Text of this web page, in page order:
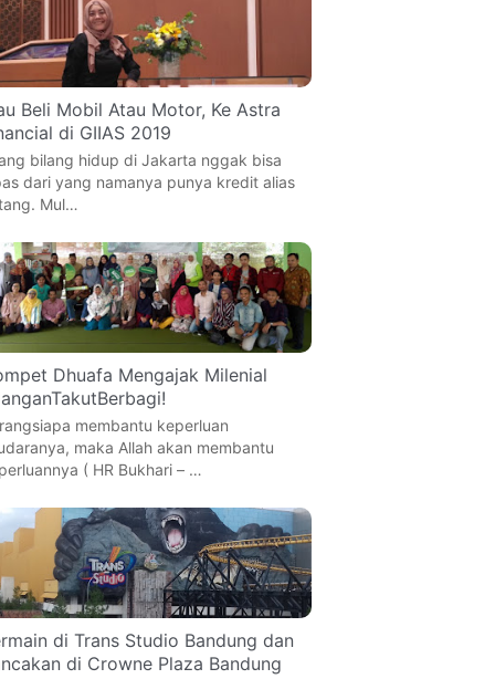
Beli Mobil Atau Motor, Ke Astra
di GIIAS 2019
bilang hidup di Jakarta nggak bisa
dari yang namanya punya kredit alias
Mul…
Dhuafa Mengajak Milenial
membantu keperluan
maka Allah akan membantu
( HR Bukhari – …
di Trans Studio Bandung dan
di Crowne Plaza Bandung